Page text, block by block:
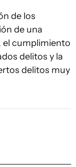
de los
de una
el cumplimiento
delitos y la
delitos muy